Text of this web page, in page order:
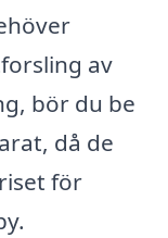
av
bör du be
då de
för